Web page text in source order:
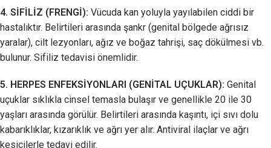
4. SİFİLİZ (FRENGİ): Vücuda kan yoluyla yayılabilen ciddi bir
hastalıktır. Belirtileri arasında şankr (genital bölgede ağrısız
yaralar), cilt lezyonları, ağız ve boğaz tahrişi, saç dökülmesi vb.
bulunur. Sifiliz tedavisi önemlidir.
5. HERPES ENFEKSİYONLARI (GENİTAL UÇUKLAR): Genital
uçuklar sıklıkla cinsel temasla bulaşır ve genellikle 20 ile 30
yaşları arasında görülür. Belirtileri arasında kaşıntı, içi sıvı dolu
kabarıklıklar, kızarıklık ve ağrı yer alır. Antiviral ilaçlar ve ağrı
kesicilerle tedavi edilir.